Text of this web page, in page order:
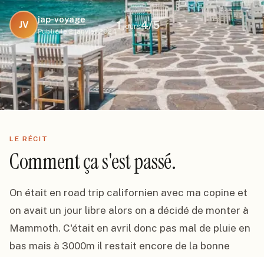
JV
jap-voyage
Publié le 2 janvier 2024
1jours4/5
LE RÉCIT
Comment ça s'est passé.
On était en road trip californien avec ma copine et
on avait un jour libre alors on a décidé de monter à
Mammoth. C'était en avril donc pas mal de pluie en
bas mais à 3000m il restait encore de la bonne